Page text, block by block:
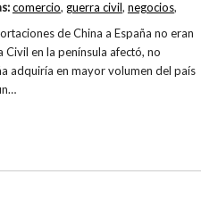
de China a España no eran
en la península afectó, no
adquiría en mayor volumen del país
comercio, guerra civil, negocios,